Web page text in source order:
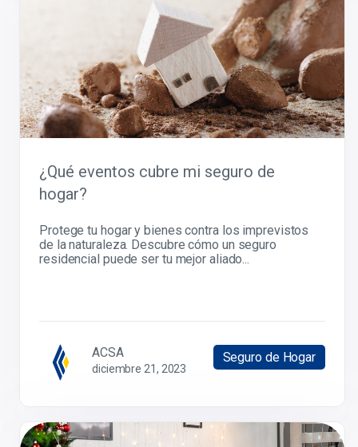
¿Qué eventos cubre mi seguro de
hogar?
Protege tu hogar y bienes contra los imprevistos
de la naturaleza. Descubre cómo un seguro
residencial puede ser tu mejor aliado...
ACSA
diciembre 21, 2023
Seguro de Hogar